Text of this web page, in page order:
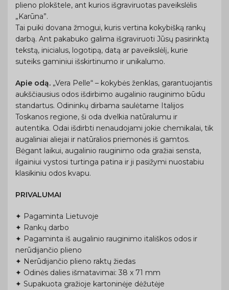
plieno plokštele, ant kurios išgraviruotas paveikslėlis
„Karūna”.
Tai puiki dovana žmogui, kuris vertina kokybišką rankų
darbą. Ant pakabuko galima išgraviruoti Jūsų pasirinktą
tekstą, inicialus, logotipą, datą ar paveikslėlį, kurie
suteiks gaminiui išskirtinumo ir unikalumo.
Apie odą. „Vera Pelle“ – kokybės ženklas, garantuojantis
aukščiausius odos išdirbimo augalinio rauginimo būdu
standartus. Odininkų dirbama saulėtame Italijos
Toskanos regione, ši oda dvelkia natūralumu ir
autentika. Odai išdirbti nenaudojami jokie chemikalai, tik
augaliniai aliejai ir natūralios priemonės iš gamtos.
Bėgant laikui, augalinio rauginimo oda gražiai sensta,
ilgainiui vystosi turtinga patina ir ji pasižymi nuostabiu
klasikiniu odos kvapu.
PRIVALUMAI
✦ Pagaminta Lietuvoje
✦ Rankų darbo
✦ Pagaminta iš augalinio rauginimo itališkos odos ir
nerūdijančio plieno
✦ Nerūdijančio plieno raktų žiedas
✦ Odinės dalies išmatavimai: 38 x 71 mm
✦ Supakuota gražioje kartoninėje dėžutėje